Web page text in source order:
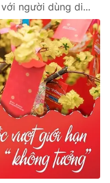
người dùng di...